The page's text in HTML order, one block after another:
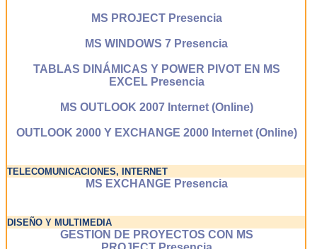
MS PROJECT Presencia
MS WINDOWS 7 Presencia
TABLAS DINÁMICAS Y POWER PIVOT EN MS
EXCEL Presencia
MS OUTLOOK 2007 Internet (Online)
OUTLOOK 2000 Y EXCHANGE 2000 Internet (Online)
TELECOMUNICACIONES, INTERNET
MS EXCHANGE Presencia
DISEÑO Y MULTIMEDIA
GESTION DE PROYECTOS CON MS